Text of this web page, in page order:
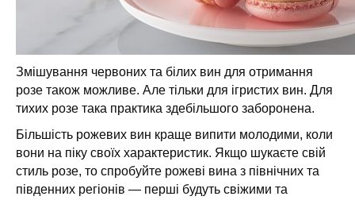
Змішування червоних та білих вин для отримання
розе також можливе. Але тільки для ігристих вин. Для
тихих розе така практика здебільшого заборонена.
Більшість рожевих вин краще випити молодими, коли
вони на піку своїх характеристик. Якщо шукаєте свій
стиль розе, то спробуйте рожеві вина з північних та
південних регіонів — перші будуть свіжими та